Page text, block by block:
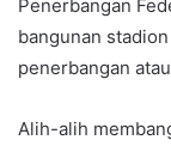
Penerbangan
bangunan
penerbangan
Alih-alih